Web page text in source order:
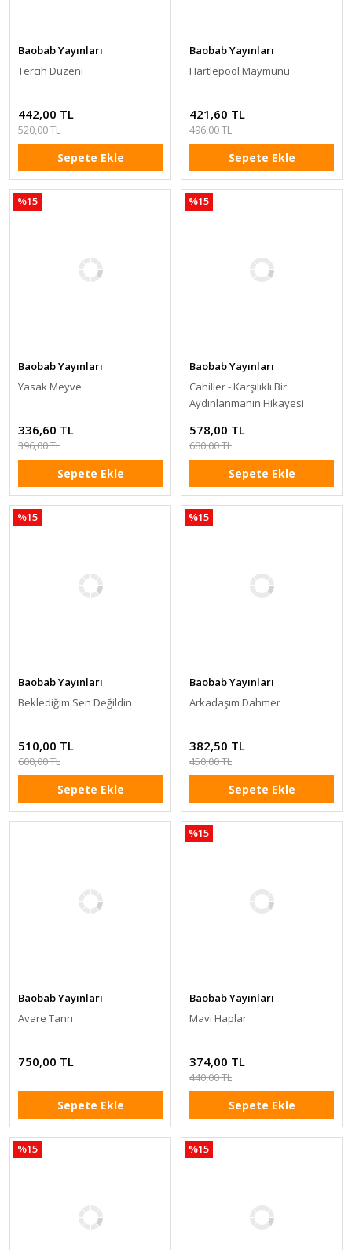
Baobab Yayınları
Tercih Düzeni
442,00 TL
520,00 TL
Sepete Ekle
Baobab Yayınları
Hartlepool Maymunu
421,60 TL
496,00 TL
Sepete Ekle
%15
Baobab Yayınları
Yasak Meyve
336,60 TL
396,00 TL
Sepete Ekle
%15
Baobab Yayınları
Cahiller - Karşılıklı Bir
Aydınlanmanın Hikayesi
578,00 TL
680,00 TL
Sepete Ekle
%15
Baobab Yayınları
Beklediğim Sen Değildin
510,00 TL
600,00 TL
Sepete Ekle
%15
Baobab Yayınları
Arkadaşım Dahmer
382,50 TL
450,00 TL
Sepete Ekle
Baobab Yayınları
Avare Tanrı
750,00 TL
Sepete Ekle
%15
Baobab Yayınları
Mavi Haplar
374,00 TL
440,00 TL
Sepete Ekle
%15 %15